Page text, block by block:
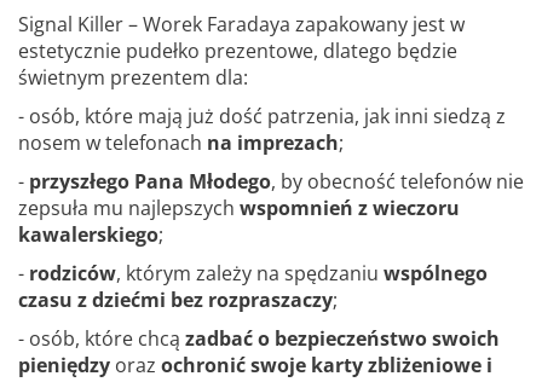
Signal Killer – Worek Faradaya zapakowany jest w
estetycznie pudełko prezentowe, dlatego będzie
świetnym prezentem dla:
- osób, które mają już dość patrzenia, jak inni siedzą z
nosem w telefonach na imprezach;
- przyszłego Pana Młodego, by obecność telefonów nie
zepsuła mu najlepszych wspomnień z wieczoru
kawalerskiego;
- rodziców, którym zależy na spędzaniu wspólnego
czasu z dziećmi bez rozpraszaczy;
- osób, które chcą zadbać o bezpieczeństwo swoich
pieniędzy oraz ochronićswoje karty zbliżeniowe i